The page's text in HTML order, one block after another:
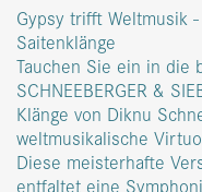
Gypsy trifft Weltmusik
Saitenklänge
Tauchen Sie ein in die
SCHNEEBERGER &
Klänge von Diknu
weltmusikalische
Diese meisterhafte
entfaltet eine